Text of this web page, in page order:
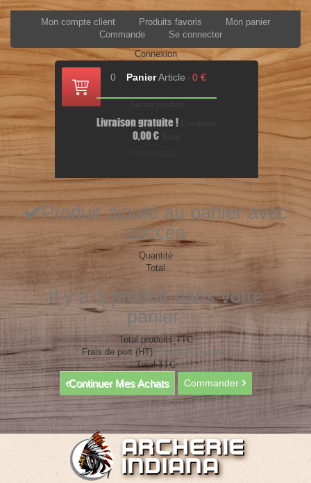
Mon compte client Produits favoris
Mon panier
Commande
Se connecter
Connexion
Panier
0 Article - 0 €
Livraison gratuite !
0,00 €
Produit ajouté au panier avec
succès
Quantité
Total
Il y a 1 produit dans votre
panier.
Total produits TTC
Frais de port (HT) Livraison gratuite !
Total TTC
Continuer Mes Achats Commander